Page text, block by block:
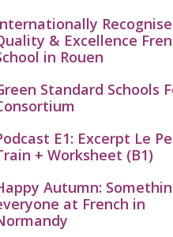
& Excellence
in Rouen
Standard Schools
E1: Excerpt Le
+ Worksheet (B1)
Autumn:
at French in